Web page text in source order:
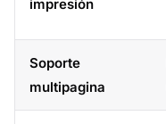
impresión
Soporte
multipagina